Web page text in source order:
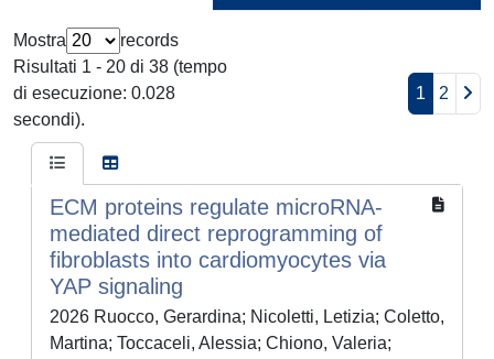
Mostra
records
Risultati 1 - 20 di 38 (tempo
di esecuzione: 0.028
secondi).
1 2
ECM proteins regulate microRNA-
mediated direct reprogramming of
fibroblasts into cardiomyocytes via
YAP signaling
2026 Ruocco, Gerardina; Nicoletti, Letizia; Coletto,
Martina; Toccaceli, Alessia; Chiono, Valeria;